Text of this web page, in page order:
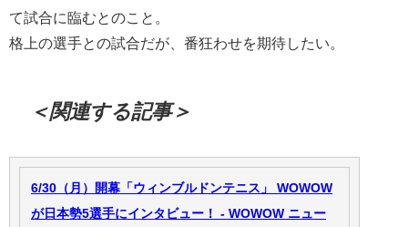
て試合に臨むとのこと。
格上の選手との試合だが、番狂わせを期待したい。
＜関連する記事＞
6/30（月）開幕「ウィンブルドンテニス」 WOWOW
が日本勢5選手にインタビュー！ - WOWOW ニュー